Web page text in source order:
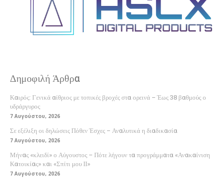
Δημοφιλή Άρθρα
Καιρός: Γενικά αίθριος με τοπικές βροχές στα ορεινά – Έως 38 βαθμούς ο
υδράργυρος
7 Αυγούστου, 2026
Σε εξέλιξη οι δηλώσεις Πόθεν Έσχες – Αναλυτικά η διαδικασία
7 Αυγούστου, 2026
Μήνας «κλειδί» ο Αύγουστος – Πότε λήγουν τα προγράμματα «Ανακαίνιση
Κατοικίας» και «Σπίτι μου ΙΙ»
7 Αυγούστου, 2026